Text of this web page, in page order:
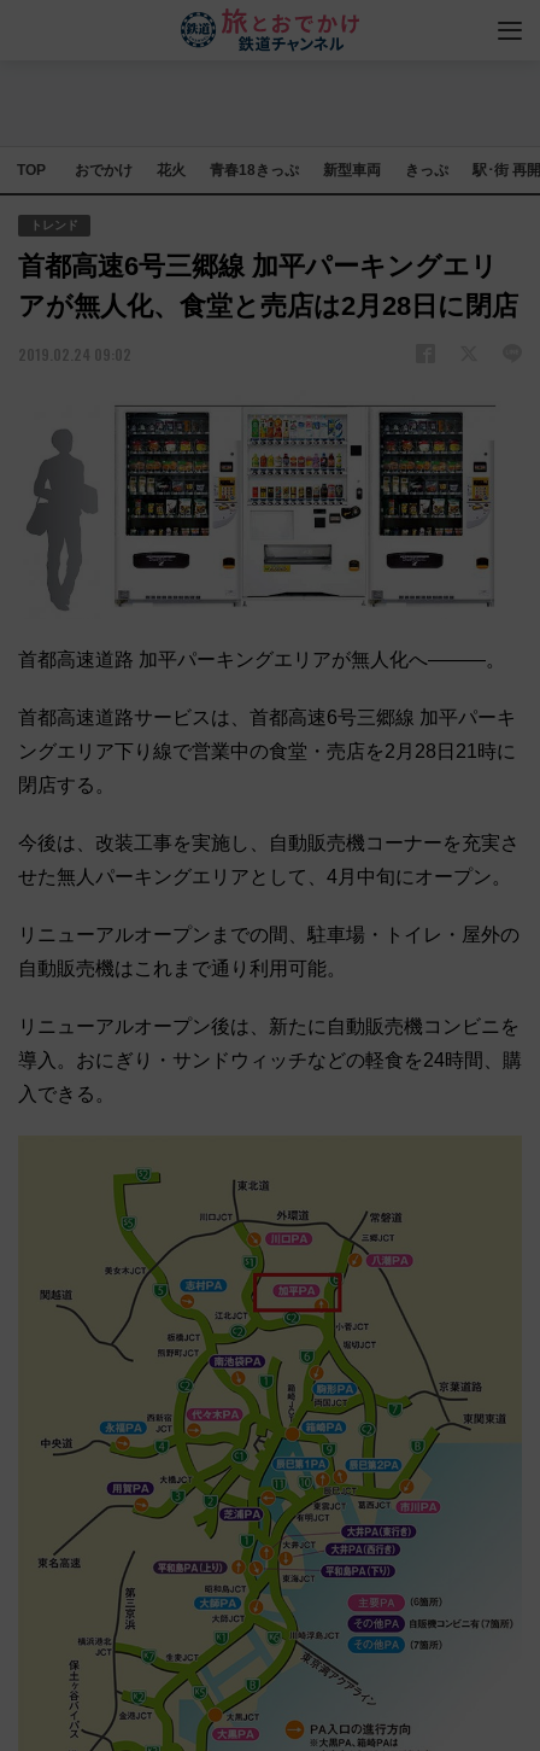
TOP おでかけ 花火 青春18きっぷ 新型車両 きっぷ 駅･街 再
トレンド
首都高速6号三郷線 加平パーキングエリ
アが無人化、食堂と売店は2月28日に閉店
2019.02.24 09:02
首都高速道路 加平パーキングエリアが無人化へ―――。
首都高速道路サービスは、首都高速6号三郷線 加平パーキ
ングエリア下り線で営業中の食堂・売店を2月28日21時に
閉店する。
今後は、改装工事を実施し、自動販売機コーナーを充実さ
せた無人パーキングエリアとして、4月中旬にオープン。
リニューアルオープンまでの間、駐車場・トイレ・屋外の
自動販売機はこれまで通り利用可能。
リニューアルオープン後は、新たに自動販売機コンビニを
導入。おにぎり・サンドウィッチなどの軽食を24時間、購
入できる。